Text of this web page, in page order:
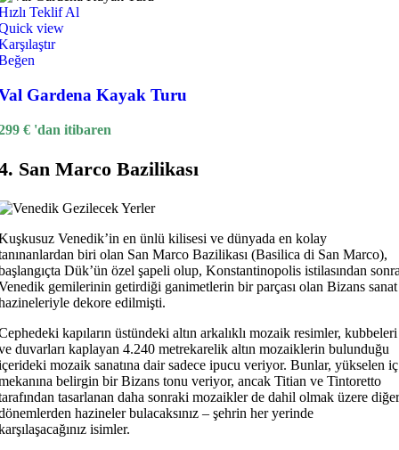
Teklif Al
view
Gardena Kayak Turu
€ 'dan itibaren
San Marco Bazilikası
Venedik’in en ünlü kilisesi ve dünyada en kolay
biri olan San Marco Bazilikası (Basilica di San Marco),
Dük’ün özel şapeli olup, Konstantinopolis istilasından
gemilerinin getirdiği ganimetlerin bir parçası olan Bizans sanat
dekore edilmişti.
kapıların üstündeki altın arkalıklı mozaik resimler, kubbeleri
duvarları kaplayan 4.240 metrekarelik altın mozaiklerin bulunduğu
mozaik sanatına dair sadece ipucu veriyor. Bunlar, yükselen iç
belirgin bir Bizans tonu veriyor, ancak Titian ve Tintoretto
tasarlanan daha sonraki mozaikler de dahil olmak üzere diğer
hazineler bulacaksınız – şehrin her yerinde
isimler.